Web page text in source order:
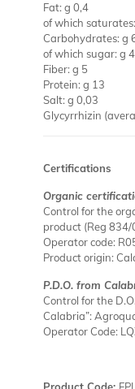
Fat: g 0,4
of which
Carbohydrates: g
of which sugar: g 4
Fiber: g 5
Protein: g 13
Salt: g 0,03
Glycyrrhizin
Certifications
Organic
Control for the
product (Reg 834/
Operator code:
Product origin:
P.D.O. from
Control for the
Calabria”:
Operator Code: